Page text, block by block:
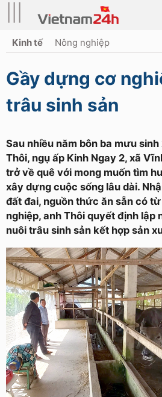
Kinh tế Nông nghiệp
Gầy dựng cơ
trâu sinh sản
Sau nhiều năm bôn ba mưu
Thôi, ngụ ấp Kinh Ngay 2, xã
trở về quê với mong muốn tìm
xây dựng cuộc sống lâu dài.
đất đai, nguồn thức ăn sẵn có
nghiệp, anh Thôi quyết định lập
nuôi trâu sinh sản kết hợp sản